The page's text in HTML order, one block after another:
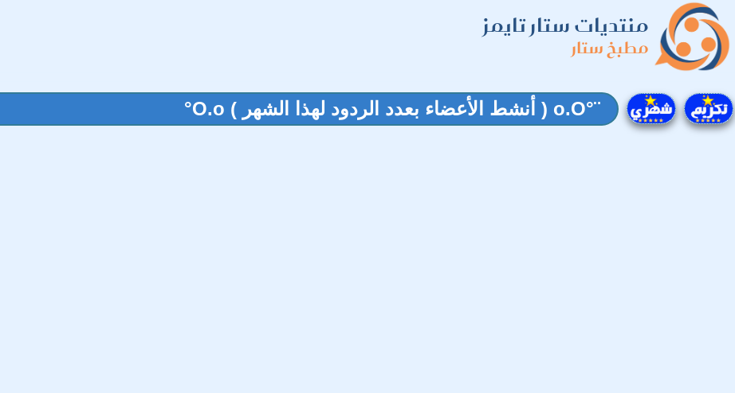
منتديات ستار تايمز
مطبخ ستار
¨°o.O ( أنشط الأعضاء بعدد الردود لهذا الشهر ) O.o°